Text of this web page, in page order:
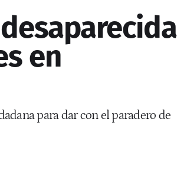
en
para dar con el paradero de